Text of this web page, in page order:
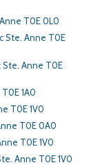
T0E 0L0
Ste. Anne T0E
Ste. Anne T0E
1A0
T0E 1V0
T0E 0A0
T0E 1V0
Anne T0E 1V0